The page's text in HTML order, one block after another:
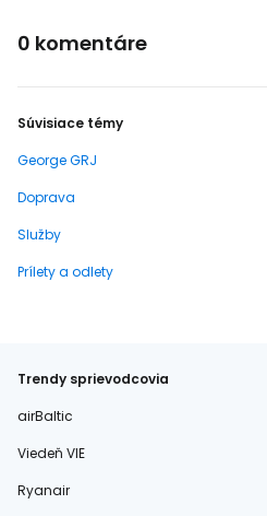
0 komentáre
Súvisiace témy
George GRJ
Doprava
Služby
Prílety a odlety
Trendy sprievodcovia
airBaltic
Viedeň VIE
Ryanair